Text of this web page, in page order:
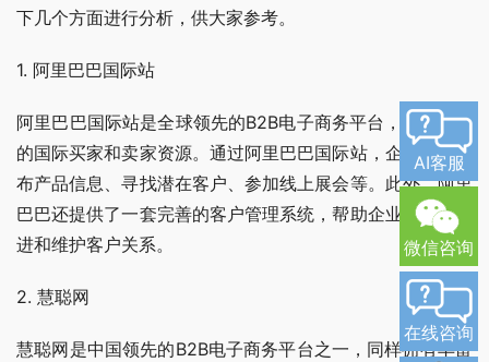
下几个方面进行分析，供大家参考。
1. 阿里巴巴国际站
阿里巴巴国际站是全球领先的B2B电子商务平台，拥有大量
的国际买家和卖家资源。通过阿里巴巴国际站，企业可以发
布产品信息、寻找潜在客户、参加线上展会等。此外，阿里
巴巴还提供了一套完善的客户管理系统，帮助企业更好地跟
进和维护客户关系。
2. 慧聪网
慧聪网是中国领先的B2B电子商务平台之一，同样拥有丰富
AI客服
微信咨询
在线咨询